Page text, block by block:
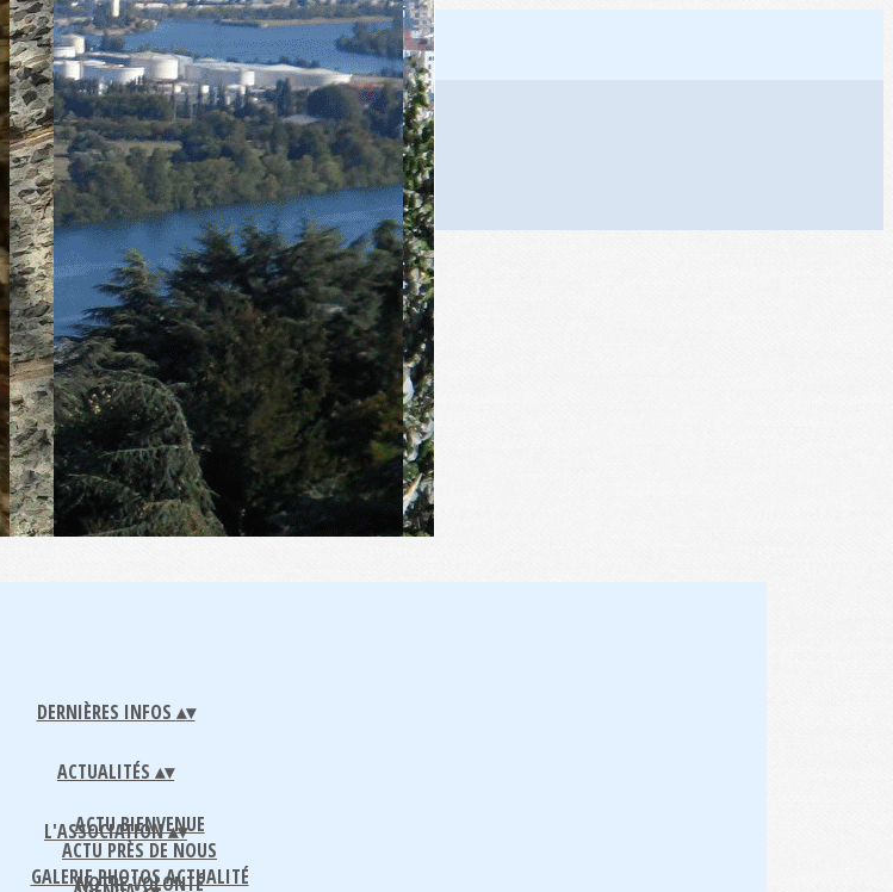
DERNIÈRES INFOS ▴▾
ACTUALITÉS ▴▾
ACTU BIENVENUE
ACTU PRÈS DE NOUS
GALERIE PHOTOS ACTUALITÉ
L'ASSOCIATION▴▾
NOTRE VOLONTÉ